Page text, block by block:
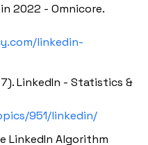
2022 - Omnicore.
linkedin-
LinkedIn - Statistics &
951/linkedin/
LinkedIn Algorithm